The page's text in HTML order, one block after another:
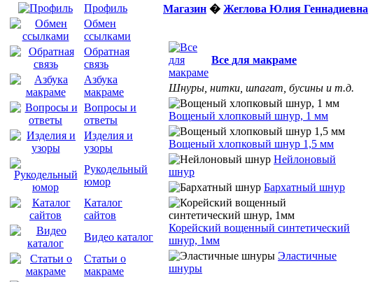
Профиль
Обмен
ссылками
Обратная
связь
Азбука
макраме
Вопросы и
ответы
Изделия и
узоры
Рукодельный
юмор
Каталог
сайтов
Видео каталог
Статьи о
макраме
Магазин � Жеглова Юлия Геннадиевна
Все для макраме
Шнуры, нитки, шпагат, бусины и т.д.
Вощеный хлопковый шнур, 1 мм
Вощеный хлопковый шнур 1,5 мм
Нейлоновый
шнур
Бархатный шнур
Корейский вощенный синтетический
шнур, 1мм
Эластичные
шнуры